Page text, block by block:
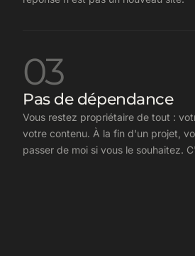
03
Pas de dépendance
Vous restez propriétaire de tout :
votre contenu. À la fin d'un projet,
passer de moi si vous le souhaitez.